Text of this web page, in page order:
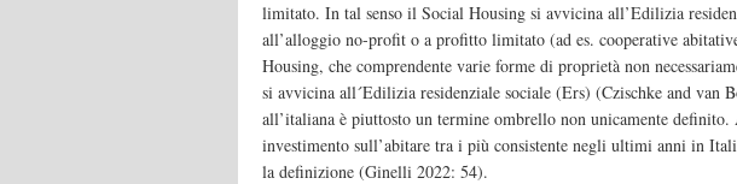
limitato. In tal senso il Social Housing si avvicina all’Edilizia
all’alloggio no-profit o a profitto limitato (ad es. cooperative
Housing, che comprendente varie forme di proprietà non
si avvicina all´Edilizia residenziale sociale (Ers) (Czischke and van
all’italiana è piuttosto un termine ombrello non unicamente
investimento sull’abitare tra i più consistente negli ultimi anni in
la definizione (Ginelli 2022: 54).